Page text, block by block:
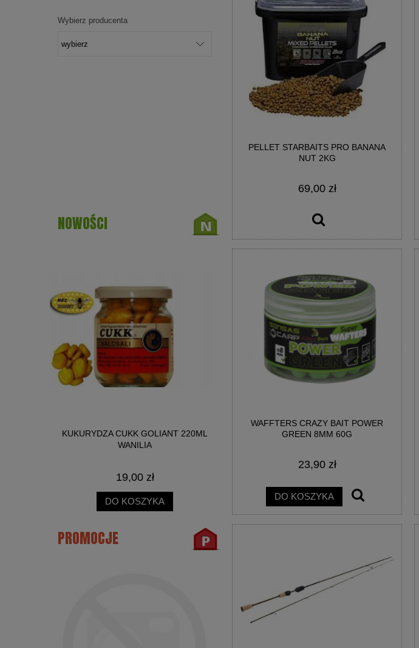
Wybierz producenta
NOWOŚCI
KUKURYDZA CUKK GOLIANT 220ML
WANILIA
19,00 zł
DO KOSZYKA
BIG RAINBOW EGG WAFTERS
DO KOSZYKA
PROMOCJE
PELLET STARBAITS PRO BANANA
NUT 2KG
69,00 zł
WAFFTERS CRAZY BAIT POWER
GREEN 8MM 60G
23,90 zł
DO KOSZYKA